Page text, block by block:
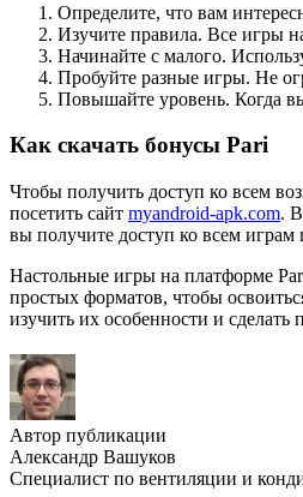
Определите, что вам
Изучите правила. Все игры
Начинайте с малого.
Пробуйте разные игры. Не
Повышайте уровень. Когда
Как скачать бонусы Pari
Чтобы получить доступ ко всем
посетить сайт myandroid-apk.com.
вы получите доступ ко всем
Настольные игры на платформе
простых форматов, чтобы
изучить их особенности и
Автор публикации
Александр Вашуков
Специалист по вентиляции и